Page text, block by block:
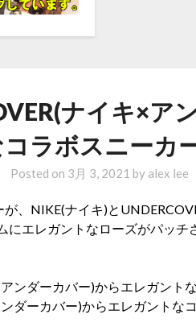
ナイキ×ア
ラボスニーカ
Posted on 3月 3, 2021 by alex lee
、NIKE(ナイキ)と
にエレガントなローズがパッチ
ダーカバー)からエレガントな